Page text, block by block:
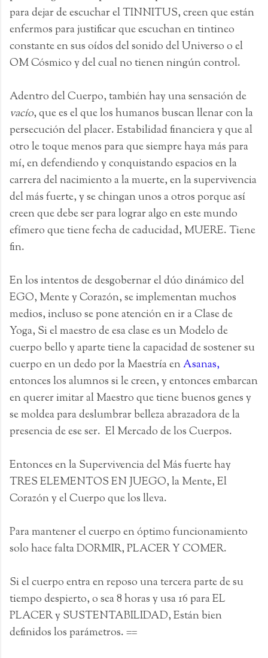
para dejar de escuchar el TINNITUS, creen que están
enfermos para justificar que escuchan en tintineo
constante en sus oídos del sonido del Universo o el
OM Cósmico y del cual no tienen ningún control.
Adentro del Cuerpo, también hay una sensación de
vacío, que es el que los humanos buscan llenar con la
persecución del placer. Estabilidad financiera y que al
otro le toque menos para que siempre haya más para
mí, en defendiendo y conquistando espacios en la
carrera del nacimiento a la muerte, en la supervivencia
del más fuerte, y se chingan unos a otros porque así
creen que debe ser para lograr algo en este mundo
efímero que tiene fecha de caducidad, MUERE. Tiene
fin.
En los intentos de desgobernar el dúo dinámico del
EGO, Mente y Corazón, se implementan muchos
medios, incluso se pone atención en ir a Clase de
Yoga, Si el maestro de esa clase es un Modelo de
cuerpo bello y aparte tiene la capacidad de sostener su
cuerpo en un dedo por la Maestría enAsanas,
entonces los alumnos si le creen, y entonces embarcan
en querer imitar al Maestro que tiene buenos genes y
se moldea para deslumbrar belleza abrazadora de la
presencia de ese ser. El Mercado de los Cuerpos.
Entonces en la Supervivencia del Más fuerte hay
TRES ELEMENTOS EN JUEGO, la Mente, El
Corazón y el Cuerpo que los lleva.
Para mantener el cuerpo en óptimo funcionamiento
solo hace falta DORMIR, PLACER Y COMER.
Si el cuerpo entra en reposo una tercera parte de su
tiempo despierto, o sea 8 horas y usa 16 para EL
PLACER y SUSTENTABILIDAD, Están bien
definidos los parámetros. ==